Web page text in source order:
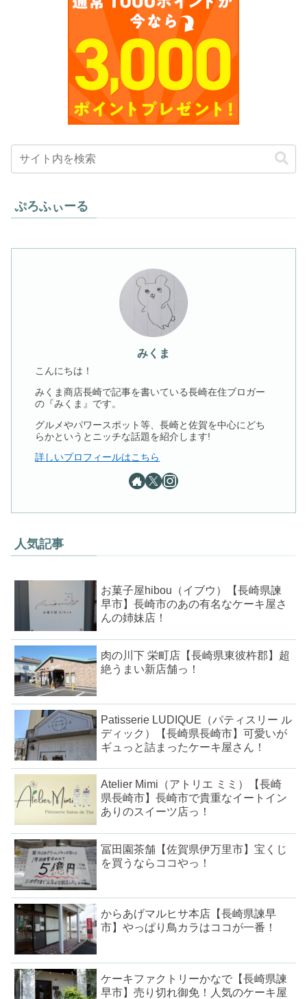
ぷろふぃーる
みくま
こんにちは！
みくま商店長崎で記事を書いている長崎在住ブロガー
の『みくま』です。
グルメやパワースポット等、長崎と佐賀を中心にどち
らかというとニッチな話題を紹介します!
詳しいプロフィールはこちら
人気記事
お菓子屋hibou（イブウ）【長崎県諫
早市】長崎市のあの有名なケーキ屋さ
んの姉妹店！
肉の川下 栄町店【長崎県東彼杵郡】超
絶うまい新店舗っ！
Patisserie LUDIQUE（パティスリー ル
ディック）【長崎県長崎市】可愛いが
ギュっと詰まったケーキ屋さん！
Atelier Mimi（アトリエ ミミ）【長崎
県長崎市】長崎市で貴重なイートイン
ありのスイーツ店っ！
冨田園茶舗【佐賀県伊万里市】宝くじ
を買うならココやっ！
からあげマルヒサ本店【長崎県諫早
市】やっぱり鳥カラはココが一番！
ケーキファクトリーかなで【長崎県諫
早市】売り切れ御免！人気のケーキ屋